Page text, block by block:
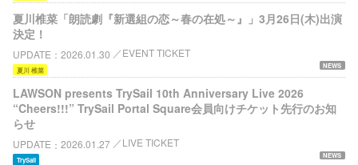
夏川椎菜「朗読劇『新選組の恋～春の在処～』」3月26日(木)出演
決定！
UPDATE 2026.01.30 EVENT TICKET
NEWS
夏川 椎菜
LAWSON presents TrySail 10th Anniversary Live 2026
“Cheers!!!” TrySail Portal Square会員向けチケット先行のお知
らせ
UPDATE 2026.01.27 LIVE TICKET
NEWS
TrySail